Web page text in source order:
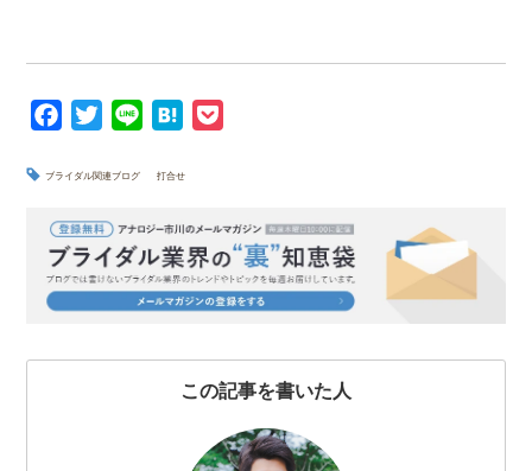
c
b
o
o
i
t
e
r
H
t
n
a
e
t
ブライダル関連ブログ 打合せ
この記事を書いた人